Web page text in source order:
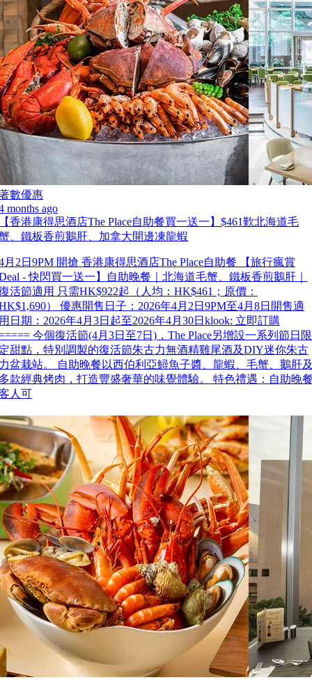
數優惠
months ago
香港康得思酒店The Place自助餐買一送一】$461歎北海道毛
、鐵板香煎鵝肝、加拿大開邊凍龍蝦
月2日9PM 開搶 香港康得思酒店The Place自助餐 【旅行瘋賞
- 快閃買一送一】自助晚餐｜北海道毛蟹、鐵板香煎鵝肝｜
活節適用 只需HK$922起（人均：HK$461；原價：
） 優惠開售日子：2026年4月2日9PM至4月8日開售適
日期：2026年4月3日起至2026年4月30日klook: 立即訂購
今個復活節(4月3日至7日)，The Place另增設一系列節日限
甜點，特別調製的復活節朱古力無酒精雞尾酒及DIY迷你朱古
盆栽站。 自助晚餐以西伯利亞鱘魚子醬、龍蝦、毛蟹、鵝肝
款經典烤肉，打造豐盛奢華的味覺體驗。 特色禮遇：自助晚
人可